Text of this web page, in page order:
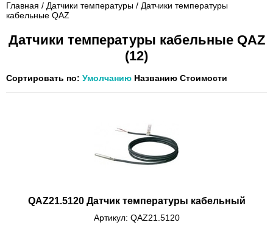
Главная / Датчики температуры / Датчики температуры
кабельные QAZ
Датчики температуры кабельные QAZ
(12)
Сортировать по: Умолчанию Названию Стоимости
QAZ21.5120 Датчик температуры кабельный
Артикул: QAZ21.5120